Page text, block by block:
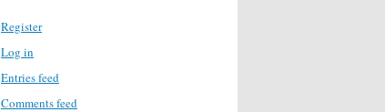
Register
Log in
Entries feed
Comments feed